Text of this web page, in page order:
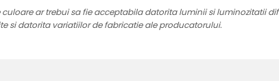
ar trebui sa fie acceptabila datorita luminii si luminozitatii
si datorita variatiilor de fabricatie ale producatorului.